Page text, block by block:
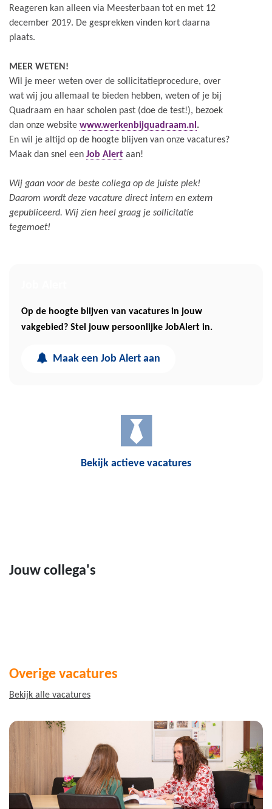
Reageren kan alleen via Meesterbaan tot en met 12
december 2019. De gesprekken vinden kort daarna
plaats.
MEER WETEN!
Wil je meer weten over de sollicitatieprocedure, over
wat wij jou allemaal te bieden hebben, weten of je bij
Quadraam en haar scholen past (doe de test!), bezoek
dan onze website www.werkenbijquadraam.nl .
En wil je altijd op de hoogte blijven van onze vacatures?
Maak dan snel een Job Alert aan!
Wij gaan voor de beste collega op de juiste plek!
Daarom wordt deze vacature direct intern en extern
gepubliceerd. Wij zien heel graag je sollicitatie
tegemoet!
Op de hoogte blijven van vacatures in jouw
vakgebied? Stel jouw persoonlijke JobAlert in.
Maak een Job Alert aan
Bekijk actieve vacatures
Jouw collega's
Overige vacatures
Bekijk alle vacatures